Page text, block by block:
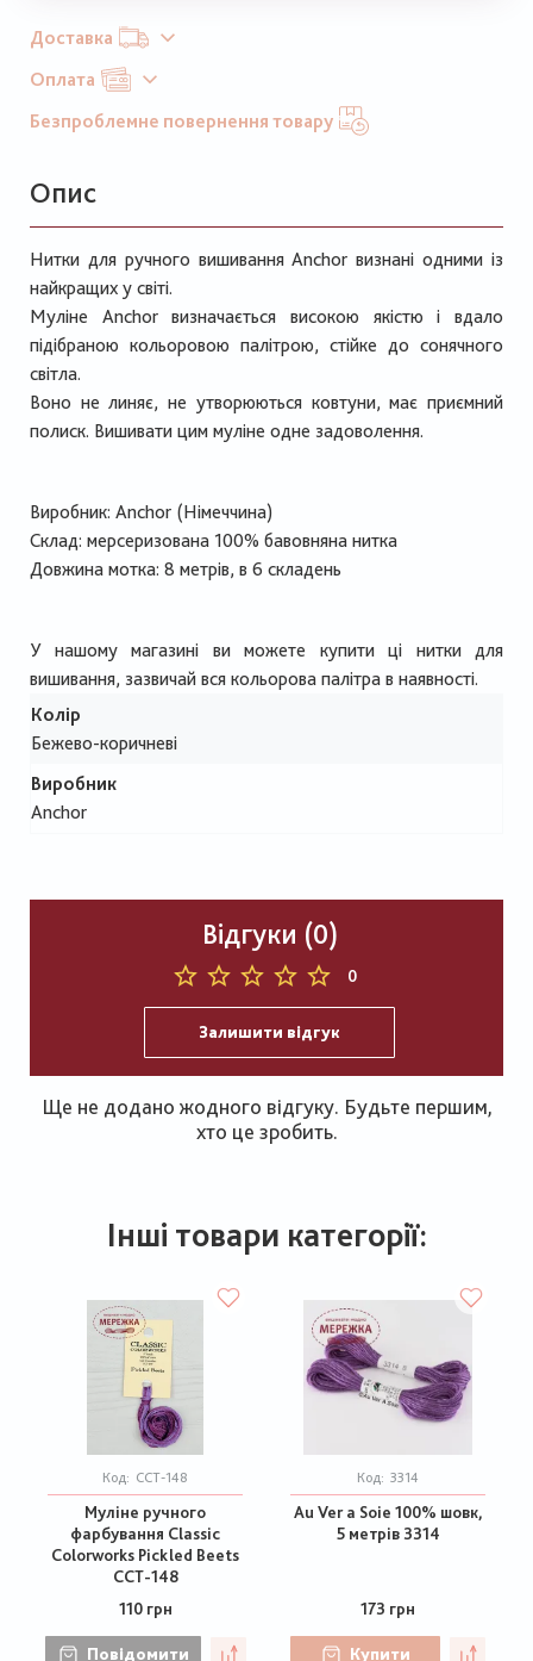
Доставка
Оплата
Безпроблемне повернення товару
Опис
Нитки для ручного вишивання Anchor визнані одними із
найкращих у світі.
Муліне Anchor визначається високою якістю і вдало
підібраною кольоровою палітрою, стійке до сонячного
світла.
Воно не линяє, не утворюються ковтуни, має приємний
полиск. Вишивати цим муліне одне задоволення.
Виробник: Anchor (Німеччина)
Склад: мерсеризована 100% бавовняна нитка
Довжина мотка: 8 метрів, в 6 складень
У нашому магазині ви можете купити ці нитки для
вишивання, зазвичай вся кольорова палітра в наявності.
Колір
Бежево-коричневі
Виробник
Anchor
Відгуки (0)
0
Залишити відгук
Ще не додано жодного відгуку. Будьте першим,
хто це зробить.
Інші товари категорії:
Код: CCT-148
Муліне ручного
фарбування Classic
Colorworks Pickled Beets
CCT-148
110 грн
Повідомити
Код: 3314
Au Ver a Soie 100% шовк,
5 метрів 3314
173 грн
Купити